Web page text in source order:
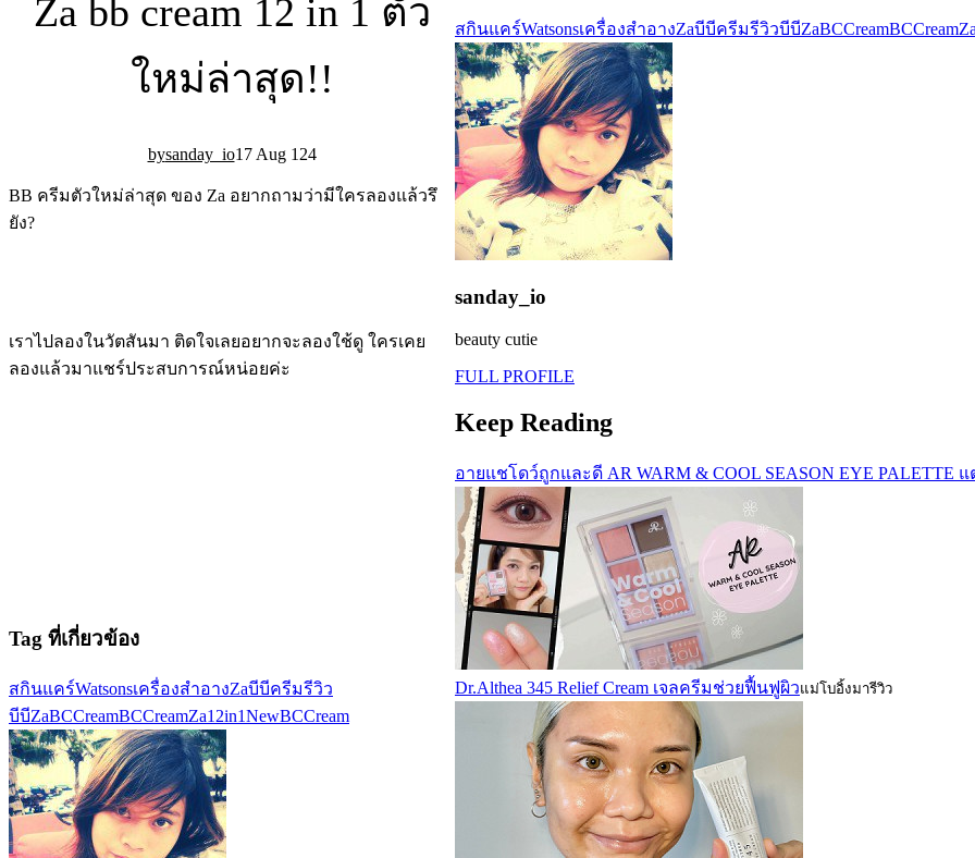
Za bb cream 12 in 1 ตัว
ใหม่ล่าสุด!!
sanday_io17 Aug 124
BB ครีมตัวใหม่ล่าสุด ของ Za อยากถามว่ามีใครลองแล้วรึ
ยัง?
เราไปลองในวัตสันมา ติดใจเลยอยากจะลองใช้ดู ใครเคย
ลองแล้วมาแชร์ประสบการณ์หน่อยค่ะ
Tag ที่เกี่ยวข้อง
สกินแคร์Watsonsเครื่องสำอางZaบีบีครีมรีวิว
บีบีZaBCCreamBCCreamZa12in1NewBCCream
สกินแคร์Watsonsเครื่องสำอางZaบีบีครีมรีวิวบีบีZaBCCreamBCCream
sanday_io
beauty cutie
FULL PROFILE
Keep Reading
อายแชโดว์ถูกและดี AR WARM & COOL SEASON EYE PALETTE แ
Dr.Althea 345 Relief Cream เจลครีมช่วยฟื้นฟูผิวแม่โบอิ้งมารีวิว